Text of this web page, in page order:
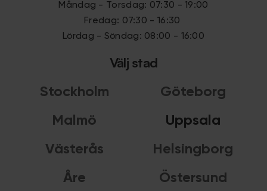
Måndag - Torsdag: 07:30 - 19:00
Fredag: 07:30 - 16:30
Lördag - Söndag: 08:00 - 16:00
Välj stad
Stockholm
Göteborg
Malmö
Uppsala
Västerås
Helsingborg
Åre
Östersund